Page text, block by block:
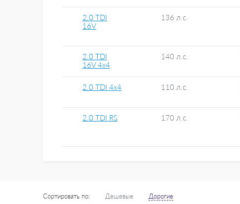
2.0 TDI
16V
136 л.с.
2.0 TDI
16V 4x4
140 л.с.
2.0 TDI 4x4 110 л.с.
2.0 TDI RS 170 л.с.
Сортировать по: Дешевые Дорогие